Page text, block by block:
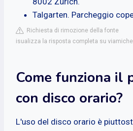
Talgarten. Parcheggio
Richiesta di rimozione della fonte
isualizza la risposta completa su
Come funziona il
con disco orario?
L'uso del disco orario è